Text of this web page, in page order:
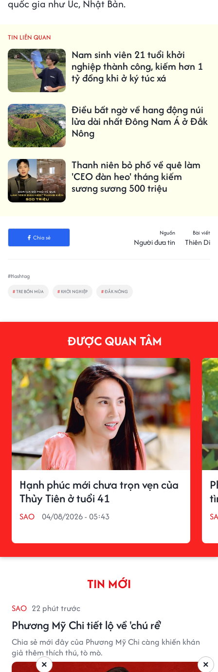
quốc gia như Úc, Nhật Bản.
TIN LIÊN QUAN
Nam sinh viên 21 tuổi khởi
nghiệp thành công, kiếm hơn 1
tỷ đồng khi ở ký túc xá
Điều bất ngờ về hang động núi
lửa dài nhất Đông Nam Á ở Đắk
Nông
Thanh niên bỏ phố về quê làm
'CEO đàn heo' tháng kiếm
sương sương 500 triệu
Chia sẻ
Nguồn
Người đưa tin
Bài viết
Thiên Di
#Hashtag
#TRE BỐN MÙA # KHỞI NGHIỆP #ĐẮK NÔNG
ĐƯỢC QUAN TÂM
Hạnh phúc mới chưa trọn vẹn của
Thủy Tiên ở tuổi 41
SAO 04/08/2026 - 05:43
TIN MỚI
SAO 22 phút trước
Phương Mỹ Chi tiết lộ về 'chú rể'
Chia sẻ mới đây của Phương Mỹ Chi càng khiến khán
giả thêm thích thú, tò mò.
×
×